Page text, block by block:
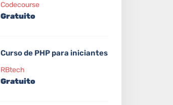
Codecourse
Gratuito
Curso de PHP para iniciantes
RBtech
Gratuito